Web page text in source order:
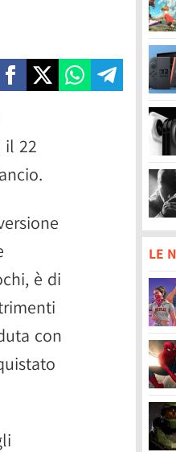
il 22
è di
con
LE